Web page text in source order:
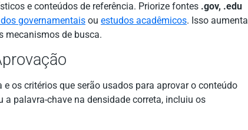
e conteúdos de referência. Priorize fontes .gov, .edu
governamentais ou estudos acadêmicos. Isso aumenta
mecanismos de busca.
os critérios que serão usados para aprovar o conteúdo
a palavra-chave na densidade correta, incluiu os